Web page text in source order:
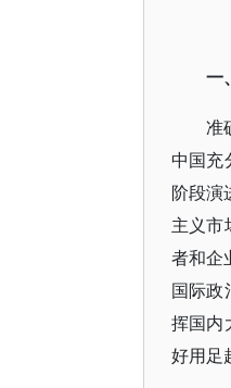
一
准
中国充
阶段演
主义市
者和企
国际政
挥国内
好用足